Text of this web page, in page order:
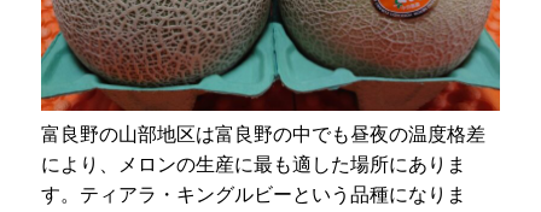
富良野の山部地区は富良野の中でも昼夜の温度格差
により、メロンの生産に最も適した場所にありま
す。ティアラ・キングルビーという品種になりま